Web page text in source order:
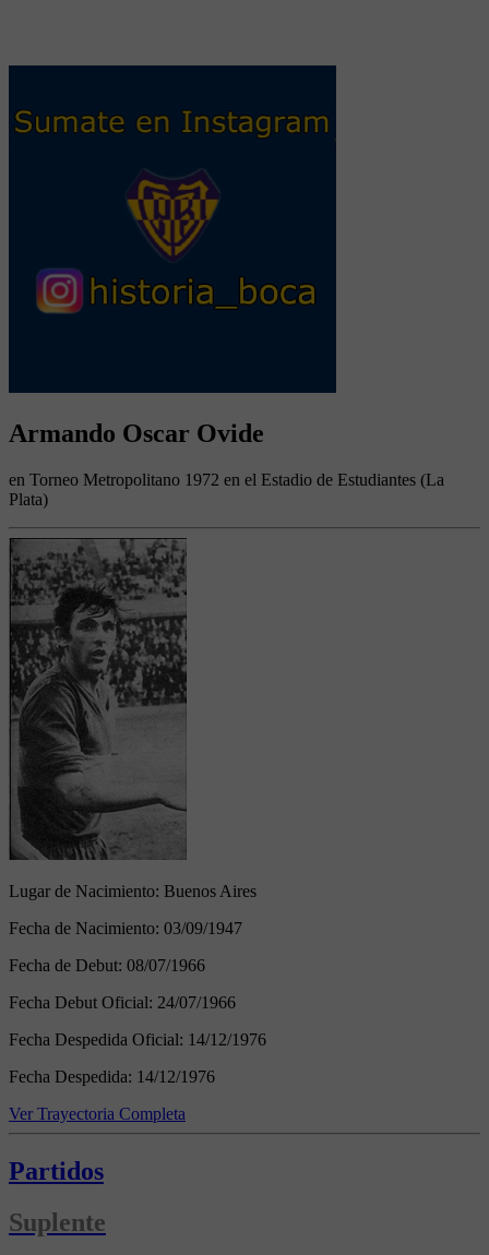
Armando Oscar Ovide
en Torneo Metropolitano 1972 en el Estadio de Estudiantes (La
Plata)
Lugar de Nacimiento: Buenos Aires
Fecha de Nacimiento: 03/09/1947
Fecha de Debut: 08/07/1966
Fecha Debut Oficial: 24/07/1966
Fecha Despedida Oficial: 14/12/1976
Fecha Despedida: 14/12/1976
Ver Trayectoria Completa
Partidos
Suplente